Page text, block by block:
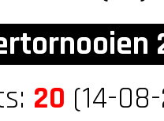
20 (14-